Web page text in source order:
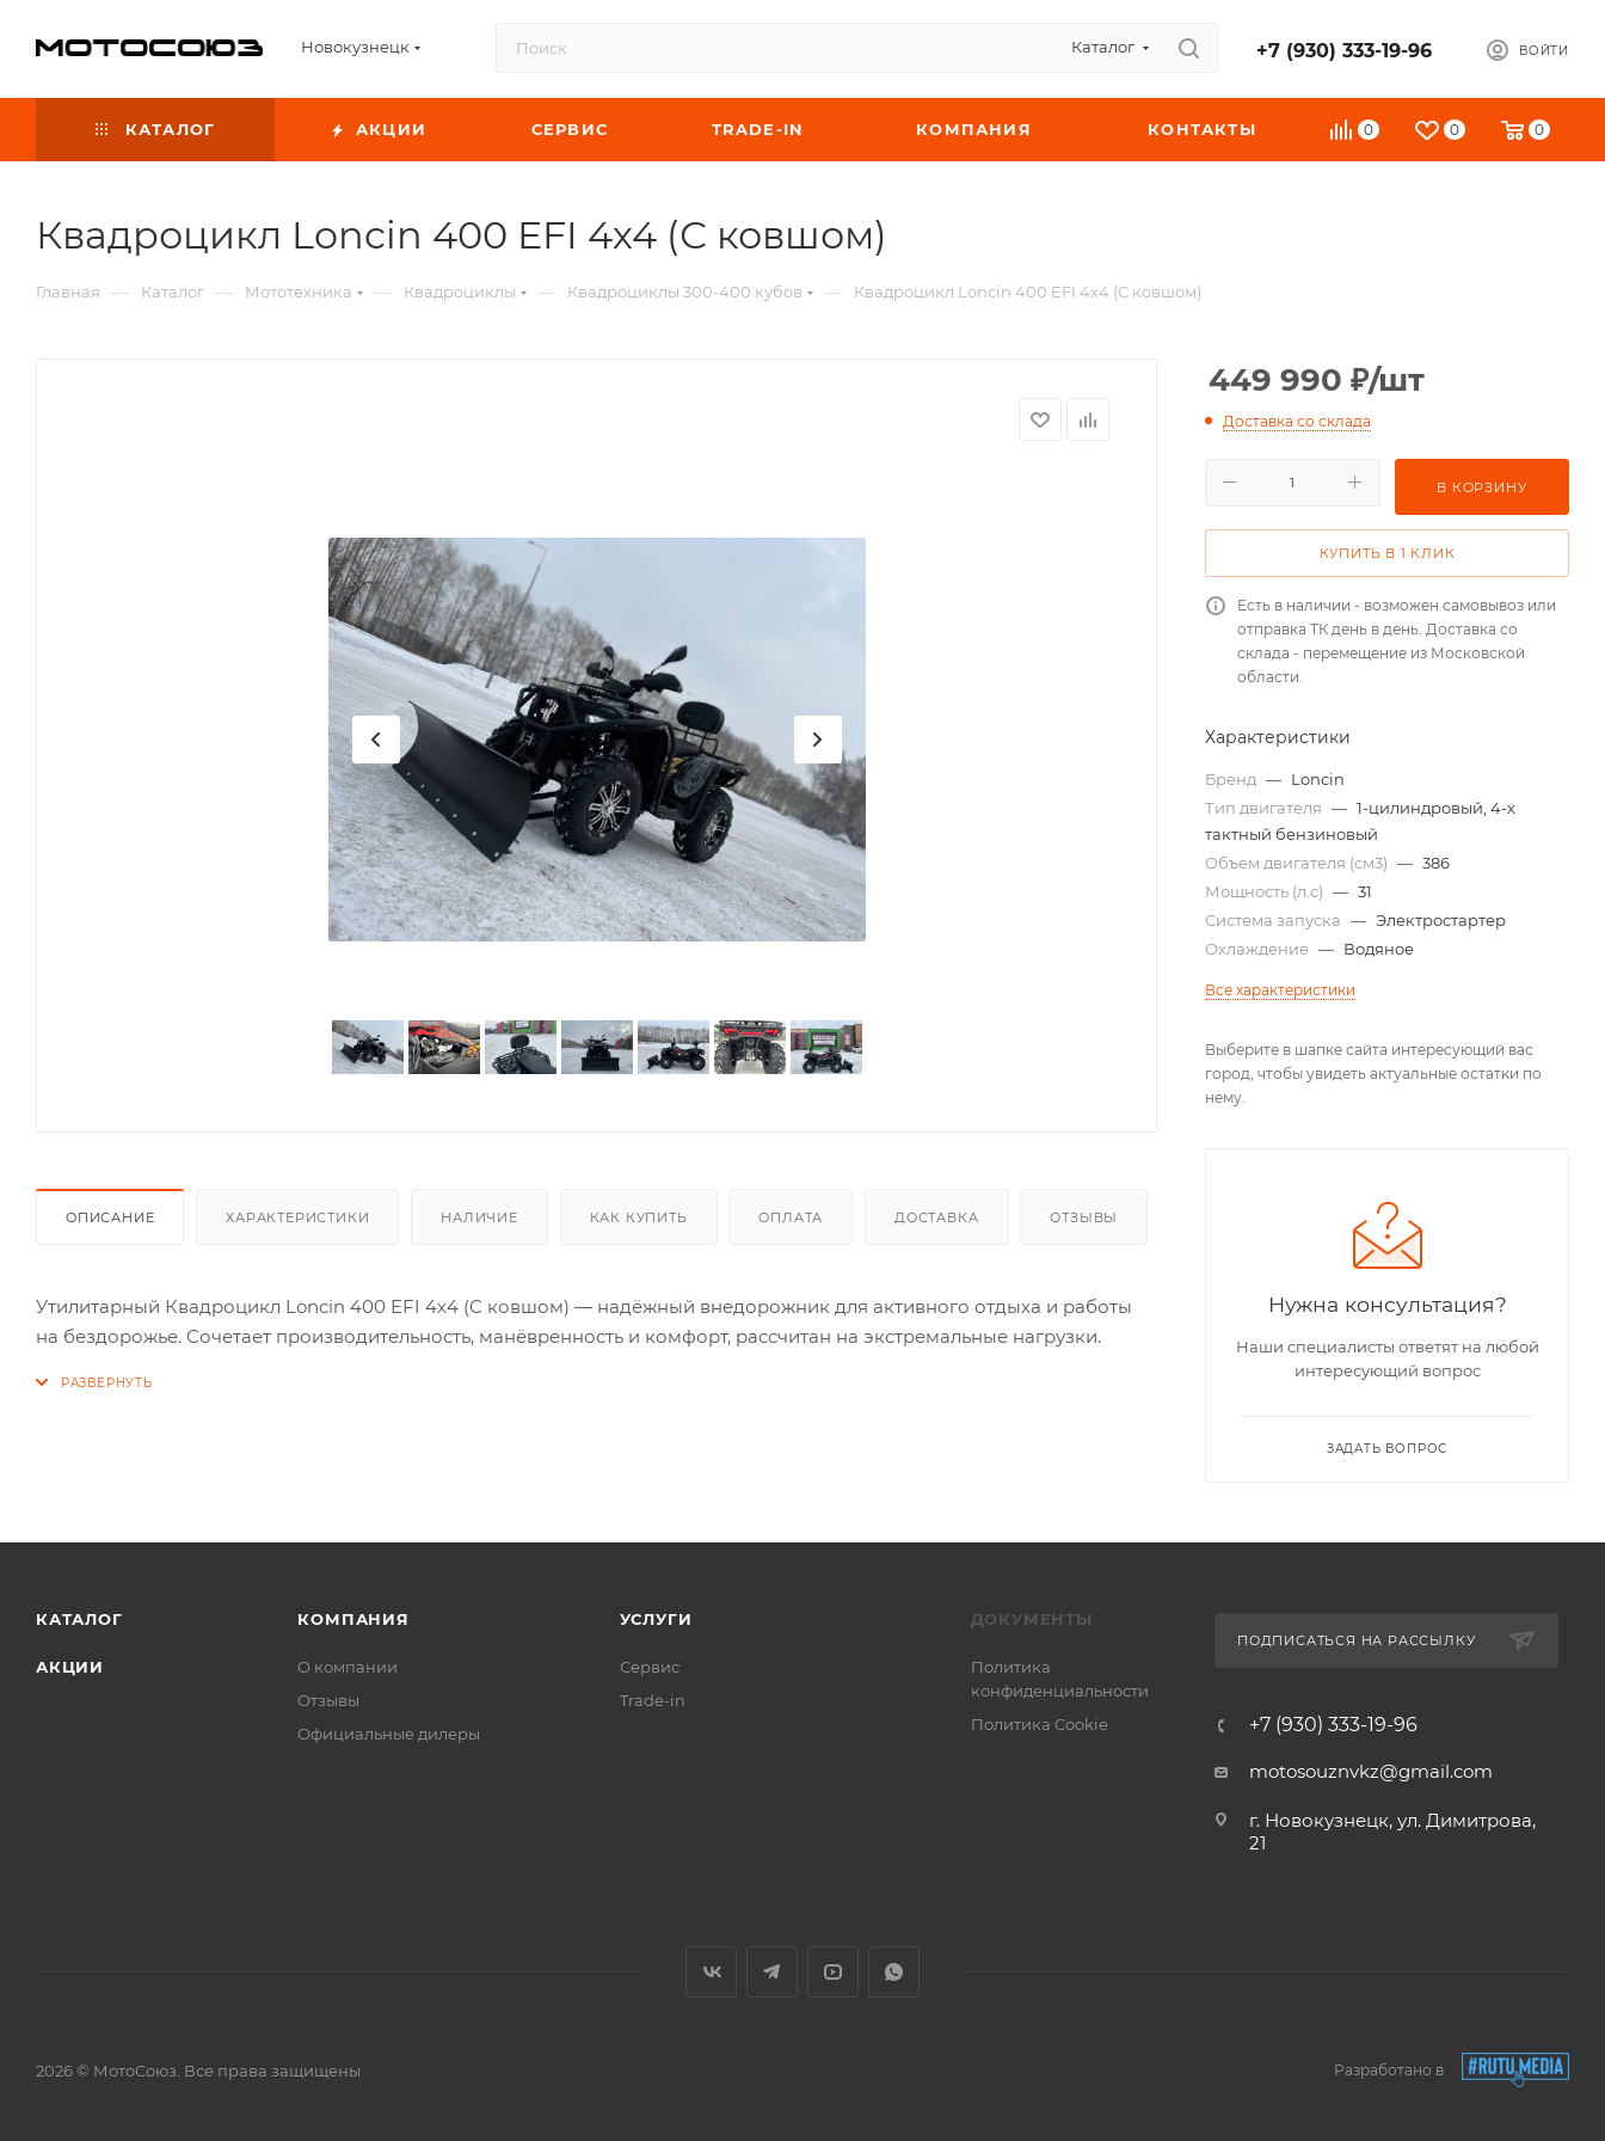
Новокузнецк Каталог +7 (930) 333-19-96 ВОЙТИ
0 0 0
КАТАЛОГ АКЦИИ СЕРВИС TRADE-IN КОМПАНИЯ КОНТАКТЫ
Квадроцикл Loncin 400 EFI 4х4 (С ковшом)
Главная — Каталог — Мототехника — Квадроциклы — Квадроциклы 300-400 кубов — Квадроцикл Loncin 400 EFI 4х4 (С ковшом)
ОПИСАНИЕ ХАРАКТЕРИСТИКИ НАЛИЧИЕ КАК КУПИТЬ ОПЛАТА ДОСТАВКА ОТЗЫВЫ
Утилитарный Квадроцикл Loncin 400 EFI 4х4 (С ковшом) — надёжный внедорожник для активного отдыха и работы
на бездорожье. Сочетает производительность, манёвренность и комфорт, рассчитан на экстремальные нагрузки.
449 990 ₽/шт
Доставка со склада
В КОРЗИНУ
КУПИТЬ В 1 КЛИК
Есть в наличии - возможен самовывоз или
отправка ТК день в день. Доставка со
склада - перемещение из Московской
области.
Характеристики
Бренд — Loncin
Тип двигателя — 1-цилиндровый, 4-х
тактный бензиновый
Объем двигателя (см3) — 386
Мощность (л.с) — 31
Система запуска — Электростартер
Охлаждение — Водяное
Все характеристики
Выберите в шапке сайта интересующий вас
город, чтобы увидеть актуальные остатки по
нему.
Нужна консультация?
Наши специалисты ответят на любой
интересующий вопрос
ЗАДАТЬ ВОПРОС
КАТАЛОГ
АКЦИИ
КОМПАНИЯ
О компании
Отзывы
Официальные дилеры
УСЛУГИ
Сервис
Trade-in
ДОКУМЕНТЫ
Политика
конфиденциальности
Политика Cookie
ПОДПИСАТЬСЯ НА РАССЫЛКУ
+7 (930) 333-19-96
motosouznvkz@gmail.com
г. Новокузнецк, ул. Димитрова,
21
2026 © МотоСоюз. Все права защищены Разработано в